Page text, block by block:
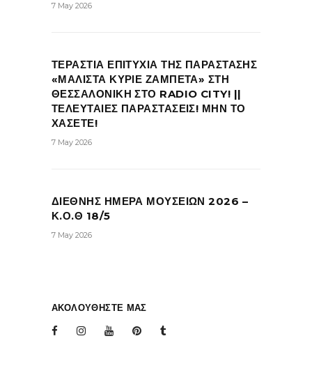
7 May 2026
ΤΕΡΑΣΤΙΑ ΕΠΙΤΥΧΙΑ ΤΗΣ ΠΑΡΑΣΤΑΣΗΣ
«ΜΑΛΙΣΤΑ ΚΥΡΙΕ ΖΑΜΠΕΤΑ» ΣΤΗ
ΘΕΣΣΑΛΟΝΙΚΗ ΣΤΟ RADIO CITY! ||
ΤΕΛΕΥΤΑΙΕΣ ΠΑΡΑΣΤΑΣΕΙΣ! ΜΗΝ ΤΟ
ΧΑΣΕΤΕ!
7 May 2026
ΔΙΕΘΝΗΣ ΗΜΕΡΑ ΜΟΥΣΕΙΩΝ 2026 –
Κ.Ο.Θ 18/5
7 May 2026
ΑΚΟΛΟΥΘΗΣΤΕ ΜΑΣ